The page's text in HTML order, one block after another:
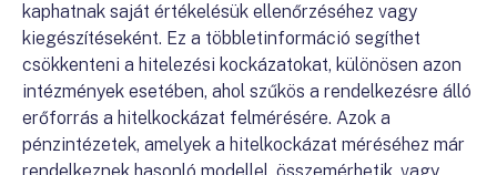
kaphatnak saját értékelésük ellenőrzéséhez vagy
kiegészítéseként. Ez a többletinformáció segíthet
csökkenteni a hitelezési kockázatokat, különösen azon
intézmények esetében, ahol szűkös a rendelkezésre álló
erőforrás a hitelkockázat felmérésére. Azok a
pénzintézetek, amelyek a hitelkockázat méréséhez már